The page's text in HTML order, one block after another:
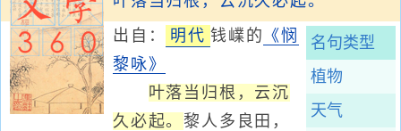
名句类型
植物
天气
出自： 明代 钱嶫的 《悯
黎咏》
叶落当归根，云沉
久必起。 黎人多良田，